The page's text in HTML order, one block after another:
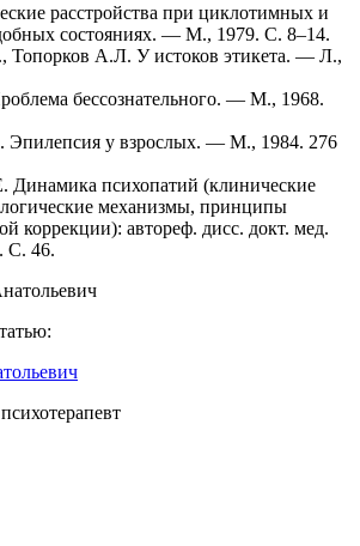
расстройства при циклотимных и
состояниях. — М., 1979. С. 8–14.
Топорков А.Л. У истоков этикета. — Л.,
бессознательного. — М., 1968.
Эпилепсия у взрослых. — М., 1984. 276
Динамика психопатий (клинические
механизмы, принципы
коррекции): автореф. дисс. докт. мед.
С. 46.